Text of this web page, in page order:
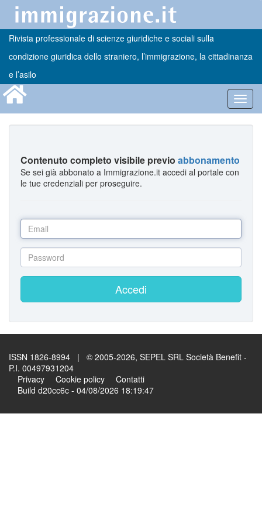
Rivista professionale di scienze giuridiche e sociali sulla
condizione giuridica dello straniero, l’immigrazione, la cittadinanza
e l’asilo
Contenuto completo visibile previo abbonamento
Se sei già abbonato a Immigrazione.it accedi al portale con
le tue credenziali per proseguire.
Accedi
ISSN 1826-8994 | © 2005-2026, SEPEL SRL Società Benefit -
P.I. 00497931204
Privacy
Cookie policy
Contatti
Build d20cc6c - 04/08/2026 18:19:47